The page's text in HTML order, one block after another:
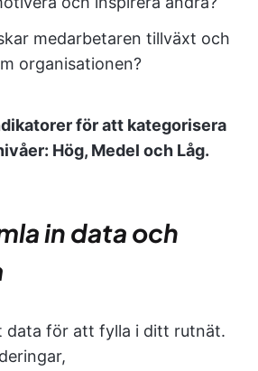
medarbetaren tillväxt och
organisationen?
för att kategorisera
Hög, Medel och Låg.
in data och
data för att fylla i ditt rutnät.